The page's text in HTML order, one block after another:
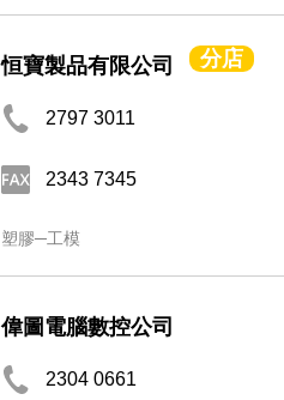
恒寶製品有限公司 分店
2797 3011
2343 7345
塑膠─工模
偉圖電腦數控公司
2304 0661